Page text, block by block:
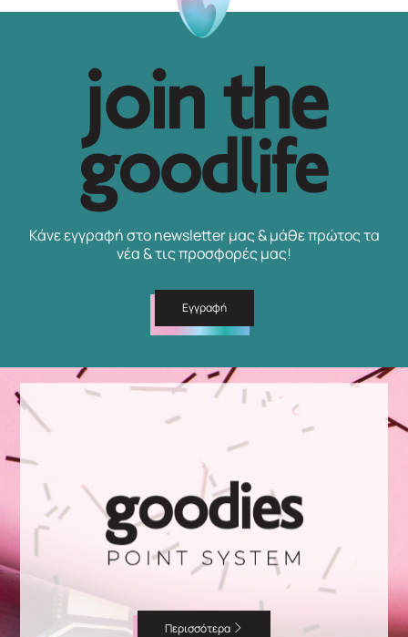
Κάνε εγγραφή στο newsletter μας & μάθε πρώτος τα
νέα & τις προσφορές μας!
Εγγραφή
Περισσότερα